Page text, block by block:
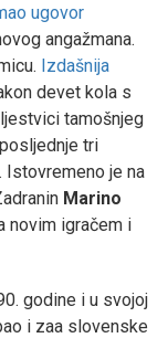
ugovor
angažmana.
Izdašnija
devet kola s
tamošnjeg
tri
Istovremeno je na
Marino
novim igračem i
godine i u svojoj
i zaa slovenske